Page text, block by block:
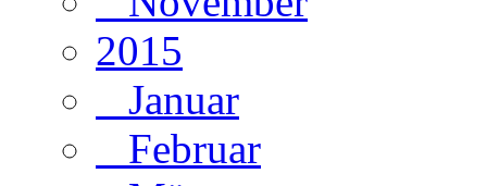
2015
Januar
Februar